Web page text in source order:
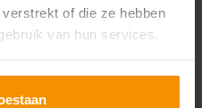
of die ze hebben
van hun services.